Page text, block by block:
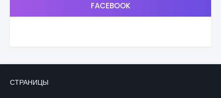
FACEBOOK
СТРАНИЦЫ